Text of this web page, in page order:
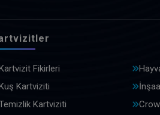
Fikirleri
Kartviziti
Kartviziti